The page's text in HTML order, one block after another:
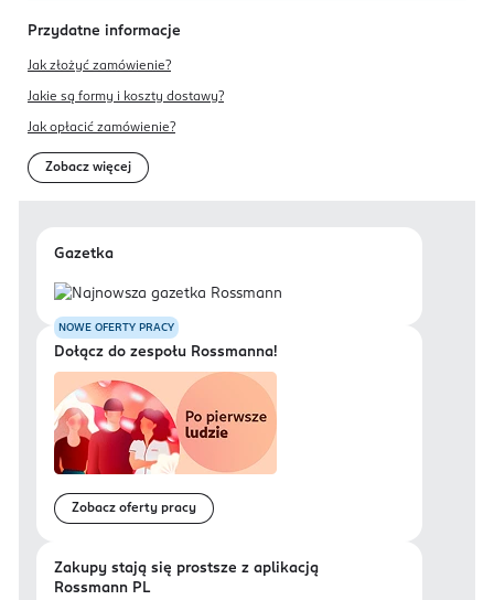
Przydatne informacje
Jak złożyć zamówienie?
Jakie są formy i koszty dostawy?
Jak opłacić zamówienie?
Zobacz więcej
Gazetka
NOWE OFERTY PRACY
Dołącz do zespołu Rossmanna!
Zobacz oferty pracy
Zakupy stają się prostsze z aplikacją
Rossmann PL